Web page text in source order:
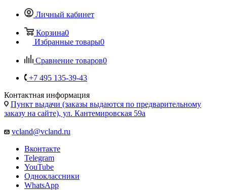
Личный кабинет
Корзина0
Избранные товары0
Сравнение товаров0
+7 495 135-39-43
Контактная информация
Пункт выдачи (заказы выдаются по предварительному
заказу на сайте), ул. Кантемировская 59а
vcland@vcland.ru
Вконтакте
Telegram
YouTube
Одноклассники
WhatsApp